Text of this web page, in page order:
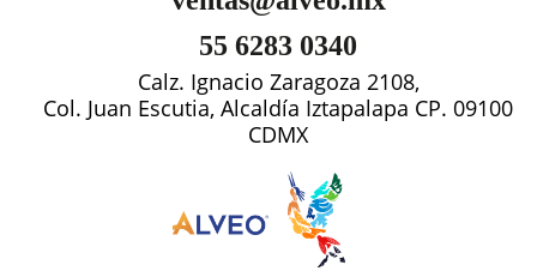
55 6283 0340
Calz. Ignacio Zaragoza 2108,
Col. Juan Escutia, Alcaldía Iztapalapa CP. 09100
CDMX